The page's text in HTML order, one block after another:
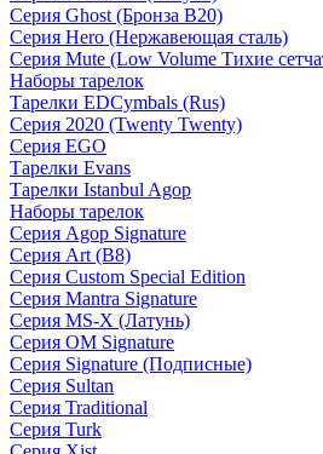
Серия Ghost (Бронза B20)
Серия Hero (Нержавеющая сталь)
Серия Mute (Low Volume Тихие
Наборы тарелок
Тарелки EDCymbals (Rus)
Серия 2020 (Twenty Twenty)
Серия EGO
Тарелки Evans
Тарелки Istanbul Agop
Наборы тарелок
Серия Agop Signature
Серия Art (B8)
Серия Custom Special Edition
Серия Mantra Signature
Серия MS-X (Латунь)
Серия OM Signature
Серия Signature (Подписные)
Серия Sultan
Серия Traditional
Серия Turk